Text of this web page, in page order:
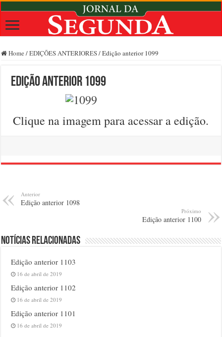
Home /EDIÇÕES ANTERIORES/Edição anterior 1099
Edição anterior 1099
Clique na imagem para acessar a edição.
Anterior
Edição anterior 1098
Próximo
Edição anterior 1100
Notícias relacionadas
Edição anterior 1103
16 de abril de 2019
Edição anterior 1102
16 de abril de 2019
Edição anterior 1101
16 de abril de 2019